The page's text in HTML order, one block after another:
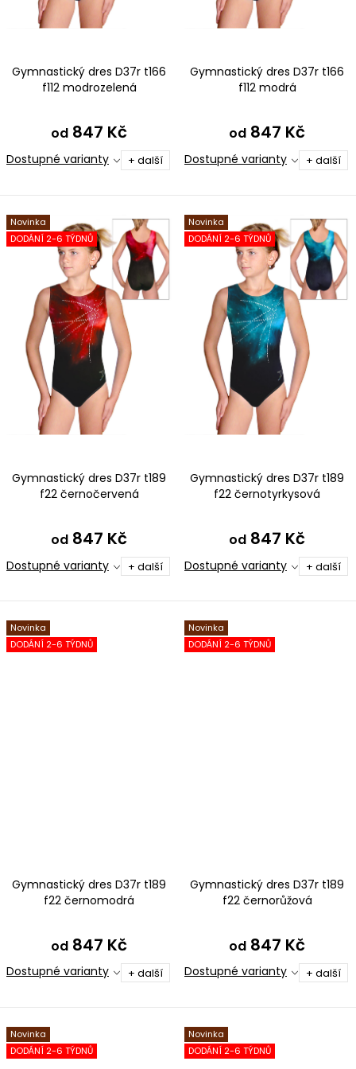
Gymnastický dres D37r t166
f112 modrozelená
od 847 Kč
Dostupné varianty + další
Gymnastický dres D37r t166
f112 modrá
od 847 Kč
Dostupné varianty + další
Novinka
DODÁNÍ 2-6 TÝDNŮ
Gymnastický dres D37r t189
f22 černočervená
od 847 Kč
Dostupné varianty + další
Novinka
DODÁNÍ 2-6 TÝDNŮ
Gymnastický dres D37r t189
f22 černotyrkysová
od 847 Kč
Dostupné varianty + další
Novinka
DODÁNÍ 2-6 TÝDNŮ
Gymnastický dres D37r t189
f22 černomodrá
od 847 Kč
Dostupné varianty + další
Novinka
DODÁNÍ 2-6 TÝDNŮ
Gymnastický dres D37r t189
f22 černorůžová
od 847 Kč
Dostupné varianty + další
Novinka
DODÁNÍ 2-6 TÝDNŮ
Novinka
DODÁNÍ 2-6 TÝDNŮ